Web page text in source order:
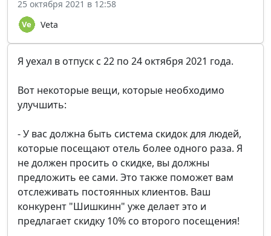
Veta
25 октября 2021 в 12:58
Я уехал в отпуск с 22 по 24 октября 2021 года.
Вот некоторые вещи, которые необходимо
улучшить:
- У вас должна быть система скидок для людей,
которые посещают отель более одного раза. Я
не должен просить о скидке, вы должны
предложить ее сами. Это также поможет вам
отслеживать постоянных клиентов. Ваш
конкурент "Шишкинн" уже делает это и
предлагает скидку 10% со второго посещения!